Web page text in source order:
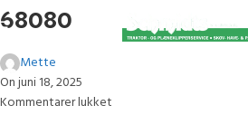
68080
Mette
On juni 18, 2025
Kommentarer lukket